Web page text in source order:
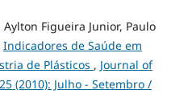
Figueira Junior, Paulo
Indicadores de Saúde em
de Plásticos , Journal of
(2010): Julho - Setembro /